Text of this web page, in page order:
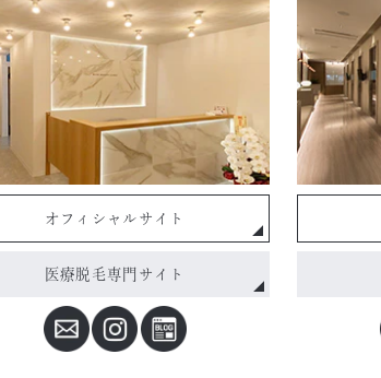
オフィシャルサイト
医療脱毛専門サイト